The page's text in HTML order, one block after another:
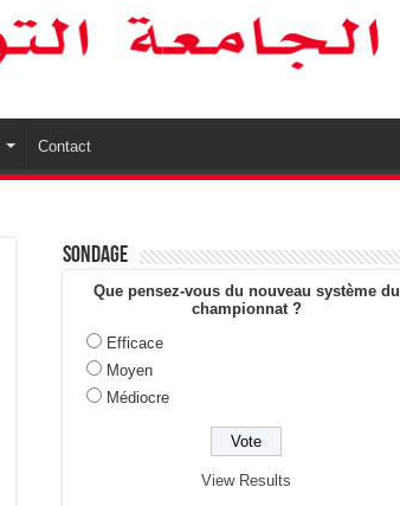
Contact
Sondage
Que pensez-vous du nouveau système du
championnat ?
Efficace
Moyen
Médiocre
View Results